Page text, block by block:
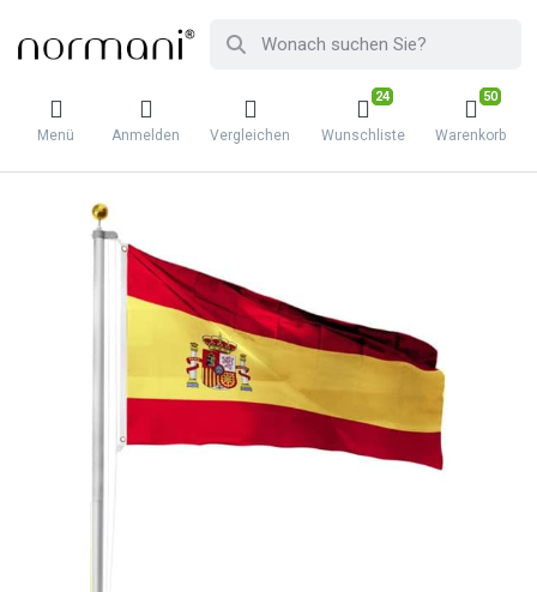
Menü Anmelden Vergleichen
24
Wunschliste
50
Warenkorb